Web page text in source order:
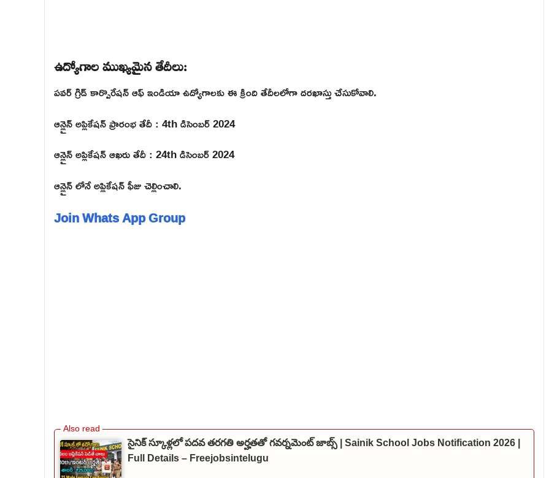
ఉద్యోగాల ముఖ్యమైన తేదీలు:
పవర్ గ్రిడ్ కార్పొరేషన్ ఆఫ్ ఇండియా ఉద్యోగాలకు ఈ క్రింది తేదీలలోగా దరఖాస్తు చేసుకోవాలి.
ఆన్లైన్ అప్లికేషన్ ప్రారంభ తేదీ : 4th డిసెంబర్ 2024
ఆన్లైన్ అప్లికేషన్ ఆఖరు తేదీ : 24th డిసెంబర్ 2024
ఆన్లైన్ లోనే అప్లికేషన్ ఫీజు చెల్లించాలి.
Join Whats App Group
సైనిక్ స్కూళ్లలో పదవ తరగతి అర్హతతో గవర్నమెంట్ జాబ్స్ | Sainik School Jobs Notification 2026 |
Full Details – Freejobsintelugu